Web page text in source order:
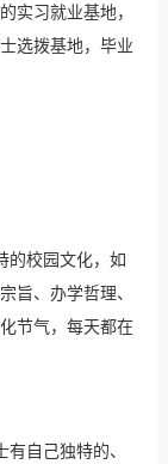
实习就业基地，
选拨基地，毕业
的校园文化，如
旨、办学哲理、
节气，每天都在
自己独特的、